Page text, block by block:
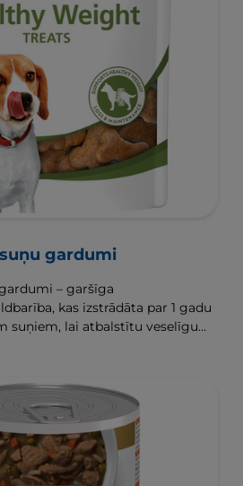
gardumi
– garšīga
kas izstrādāta par 1 gadu
suņiem, lai atbalstītu veselīgu